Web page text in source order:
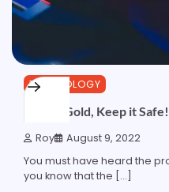
TECHNOLOGY
Data is Gold, Keep it Safe!
Roy August 9, 2022
You must have heard the
you know that the […]